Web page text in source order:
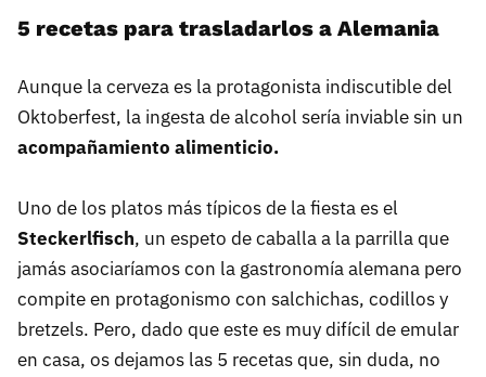
5 recetas para trasladarlos a Alemania
Aunque la cerveza es la protagonista indiscutible del
Oktoberfest, la ingesta de alcohol sería inviable sin un
acompañamiento alimenticio.
Uno de los platos más típicos de la fiesta es el
Steckerlfisch, un espeto de caballa a la parrilla que
jamás asociaríamos con la gastronomía alemana pero
compite en protagonismo con salchichas, codillos y
bretzels. Pero, dado que este es muy difícil de emular
en casa, os dejamos las 5 recetas que, sin duda, no